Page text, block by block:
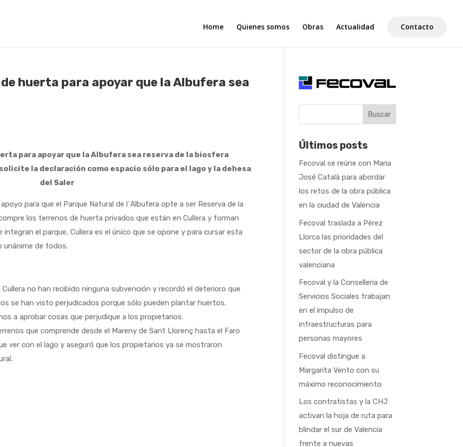
Home Quienes somos Obras Actualidad Contacto
huerta para apoyar que la Albufera sea
para apoyar que la Albufera sea reserva de la biosfera
la declaración como espacio sólo para el lago y la dehesa
del Saler
para que el Parque Natural de l´Albufera opte a ser Reserva de la
los terrenos de huerta privados que están en Cullera y forman
el parque, Cullera es el único que se opone y para cursar esta
unánime de todos.
no han recibido ninguna subvención y recordó el deterioro que
se han visto perjudicados porque sólo pueden plantar huertos.
a aprobar cosas que perjudique a los propietarios.
que comprende desde el Mareny de Sant Llorenç hasta el Faro
ver con el lago y aseguró que los propietarios ya se mostraron
Buscar
Últimos posts
Fecoval se reúne con Maria
José Català para abordar
los retos de la obra pública
en la ciudad de Valencia
Fecoval traslada a Pérez
Llorca las prioridades del
sector de la obra pública
valenciana
Fecoval y la Conselleria de
Servicios Sociales trabajan
en el impulso de
infraestructuras para
personas mayores
Fecoval distingue a
Margarita Vento con su
máximo reconocimiento
Los contratistas y la CHJ
activan la hoja de ruta para
blindar el sur de Valencia
frente a nuevas